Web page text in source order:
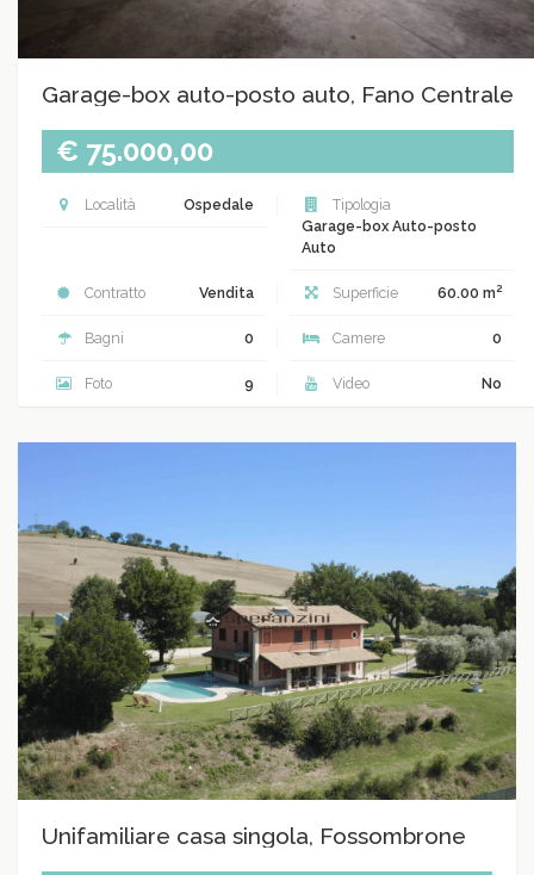
Garage-box auto-posto auto, Fano Centrale
€ 75.000,00
Località Ospedale
Tipologia
Garage-box Auto-posto
Auto
Contratto Vendita Superficie 60.00 m2
Bagni 0 Camere 0
Foto 9 Video No
Unifamiliare casa singola, Fossombrone